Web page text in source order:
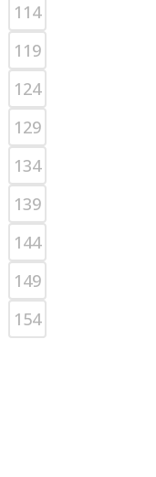
114
119
124
129
134
139
144
149
154